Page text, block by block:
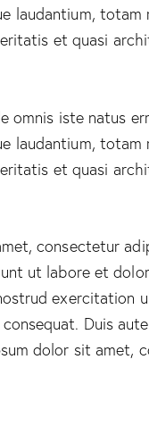
laudantium, totam
et quasi
omnis iste natus
laudantium, totam
et quasi
consectetur
ut labore et
exercitation
Duis
dolor sit amet,